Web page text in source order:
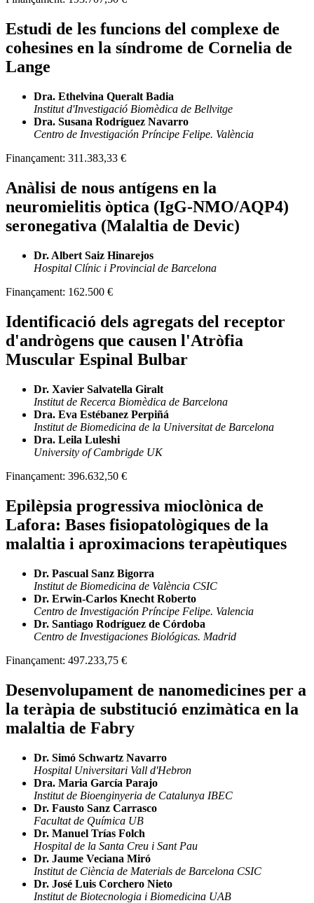
Estudi de les funcions del complexe de
cohesines en la síndrome de Cornelia de
Lange
Dra. Ethelvina Queralt Badia
Institut d'Investigació Biomèdica de Bellvitge
Dra. Susana Rodríguez Navarro
Centro de Investigación Príncipe Felipe. València
Finançament: 311.383,33 €
Anàlisi de nous antígens en la
neuromielitis òptica (IgG-NMO/AQP4)
seronegativa (Malaltia de Devic)
Dr. Albert Saiz Hinarejos
Hospital Clínic i Provincial de Barcelona
Finançament: 162.500 €
Identificació dels agregats del receptor
d'andrògens que causen l'Atròfia
Muscular Espinal Bulbar
Dr. Xavier Salvatella Giralt
Institut de Recerca Biomèdica de Barcelona
Dra. Eva Estébanez Perpiñá
Institut de Biomedicina de la Universitat de Barcelona
Dra. Leila Luleshi
University of Cambrigde UK
Finançament: 396.632,50 €
Epilèpsia progressiva mioclònica de
Lafora: Bases fisiopatològiques de la
malaltia i aproximacions terapèutiques
Dr. Pascual Sanz Bigorra
Institut de Biomedicina de València CSIC
Dr. Erwin-Carlos Knecht Roberto
Centro de Investigación Príncipe Felipe. Valencia
Dr. Santiago Rodríguez de Córdoba
Centro de Investigaciones Biológicas. Madrid
Finançament: 497.233,75 €
Desenvolupament de nanomedicines per a
la teràpia de substitució enzimàtica en la
malaltia de Fabry
Dr. Simó Schwartz Navarro
Hospital Universitari Vall d'Hebron
Dra. Maria García Parajo
Institut de Bioenginyeria de Catalunya IBEC
Dr. Fausto Sanz Carrasco
Facultat de Química UB
Dr. Manuel Trías Folch
Hospital de la Santa Creu i Sant Pau
Dr. Jaume Veciana Miró
Institut de Ciència de Materials de Barcelona CSIC
Dr. José Luis Corchero Nieto
Institut de Biotecnologia i Biomedicina UAB